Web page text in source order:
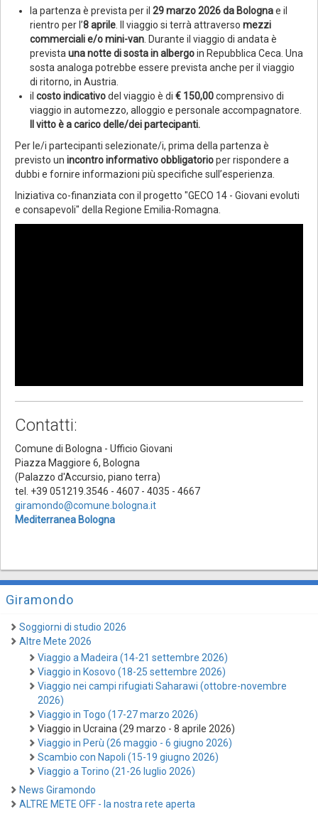
la partenza è prevista per il 29 marzo 2026da Bolognae il
rientro per l’8 aprile. Il viaggio si terrà attraverso mezzi
commerciali e/o mini-van. Durante il viaggio di andata è
previstauna notte di sosta in albergoin Repubblica Ceca. Una
sosta analoga potrebbe essere prevista anche per il viaggio
di ritorno, in Austria.
il costo indicativodel viaggio è di € 150,00comprensivo di
viaggio in automezzo, alloggio e personale accompagnatore.
Il vitto è a carico delle/dei partecipanti.
Per le/i partecipanti selezionate/i, prima della partenza è
previsto un incontro informativo obbligatorioper rispondere a
dubbi e fornire informazioni più specifiche sull’esperienza.
Iniziativa co-finanziata con il progetto "GECO 14 - Giovani evoluti
e consapevoli" della Regione Emilia-Romagna.
Contatti:
Comune di Bologna - Ufficio Giovani
Piazza Maggiore 6, Bologna
(Palazzo d'Accursio, piano terra)
tel. +39 051219.3546 - 4607 - 4035 - 4667
giramondo@comune.bologna.it
Mediterranea Bologna
Giramondo
Soggiorni di studio 2026
Altre Mete 2026
Viaggio a Madeira (14-21 settembre 2026)
Viaggio in Kosovo (18-25 settembre 2026)
Viaggio nei campi rifugiati Saharawi (ottobre-novembre
2026)
Viaggio in Togo (17-27 marzo 2026)
Viaggio in Ucraina (29 marzo - 8 aprile 2026)
Viaggio in Perù (26 maggio - 6 giugno 2026)
Scambio con Napoli (15-19 giugno 2026)
Viaggio a Torino (21-26 luglio 2026)
News Giramondo
ALTRE METE OFF - la nostra rete aperta